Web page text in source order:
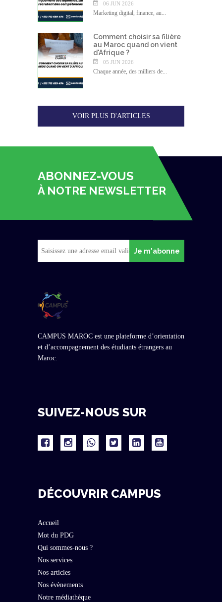
06 JUN 2026
Marketing digital, finance, au...
Comment choisir sa filière
au Maroc quand on vient
d'Afrique ?
05 JUN 2026
Chaque année, des milliers de...
VOIR PLUS D'ARTICLES
ABONNEZ-VOUS
À NOTRE NEWSLETTER
Je m'abonne
CAMPUS MAROC est une plateforme d’orientation
et d’accompagnement des étudiants étrangers au
Maroc.
SUIVEZ-NOUS SUR
DÉCOUVRIR CAMPUS
Accueil
Mot du PDG
Qui sommes-nous ?
Nos services
Nos articles
Nos évènements
Notre médiathèque